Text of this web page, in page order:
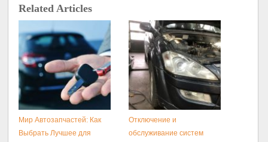
Related Articles
Мир Автозапчастей: Как
Выбрать Лучшее для
Отключение и
обслуживание систем